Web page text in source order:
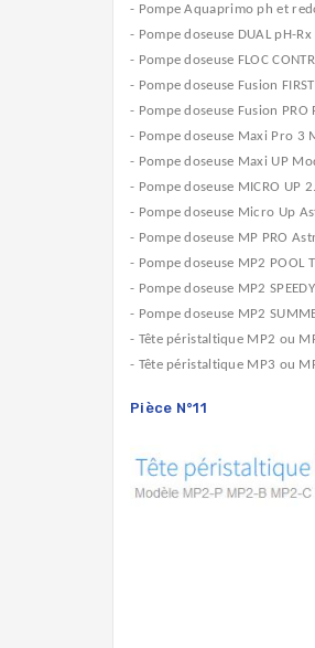
- Pompe Aquaprimo ph et
- Pompe doseuse DUAL pH-
- Pompe doseuse FLOC
- Pompe doseuse Fusion
- Pompe doseuse Fusion PRO
- Pompe doseuse Maxi Pro 3
- Pompe doseuse Maxi UP
- Pompe doseuse MICRO
- Pompe doseuse Micro Up
- Pompe doseuse MP PRO
- Pompe doseuse MP2 POOL
- Pompe doseuse MP2
- Pompe doseuse MP2
- Tête péristaltique MP2 ou
- Tête péristaltique MP3 ou
Pièce N°11